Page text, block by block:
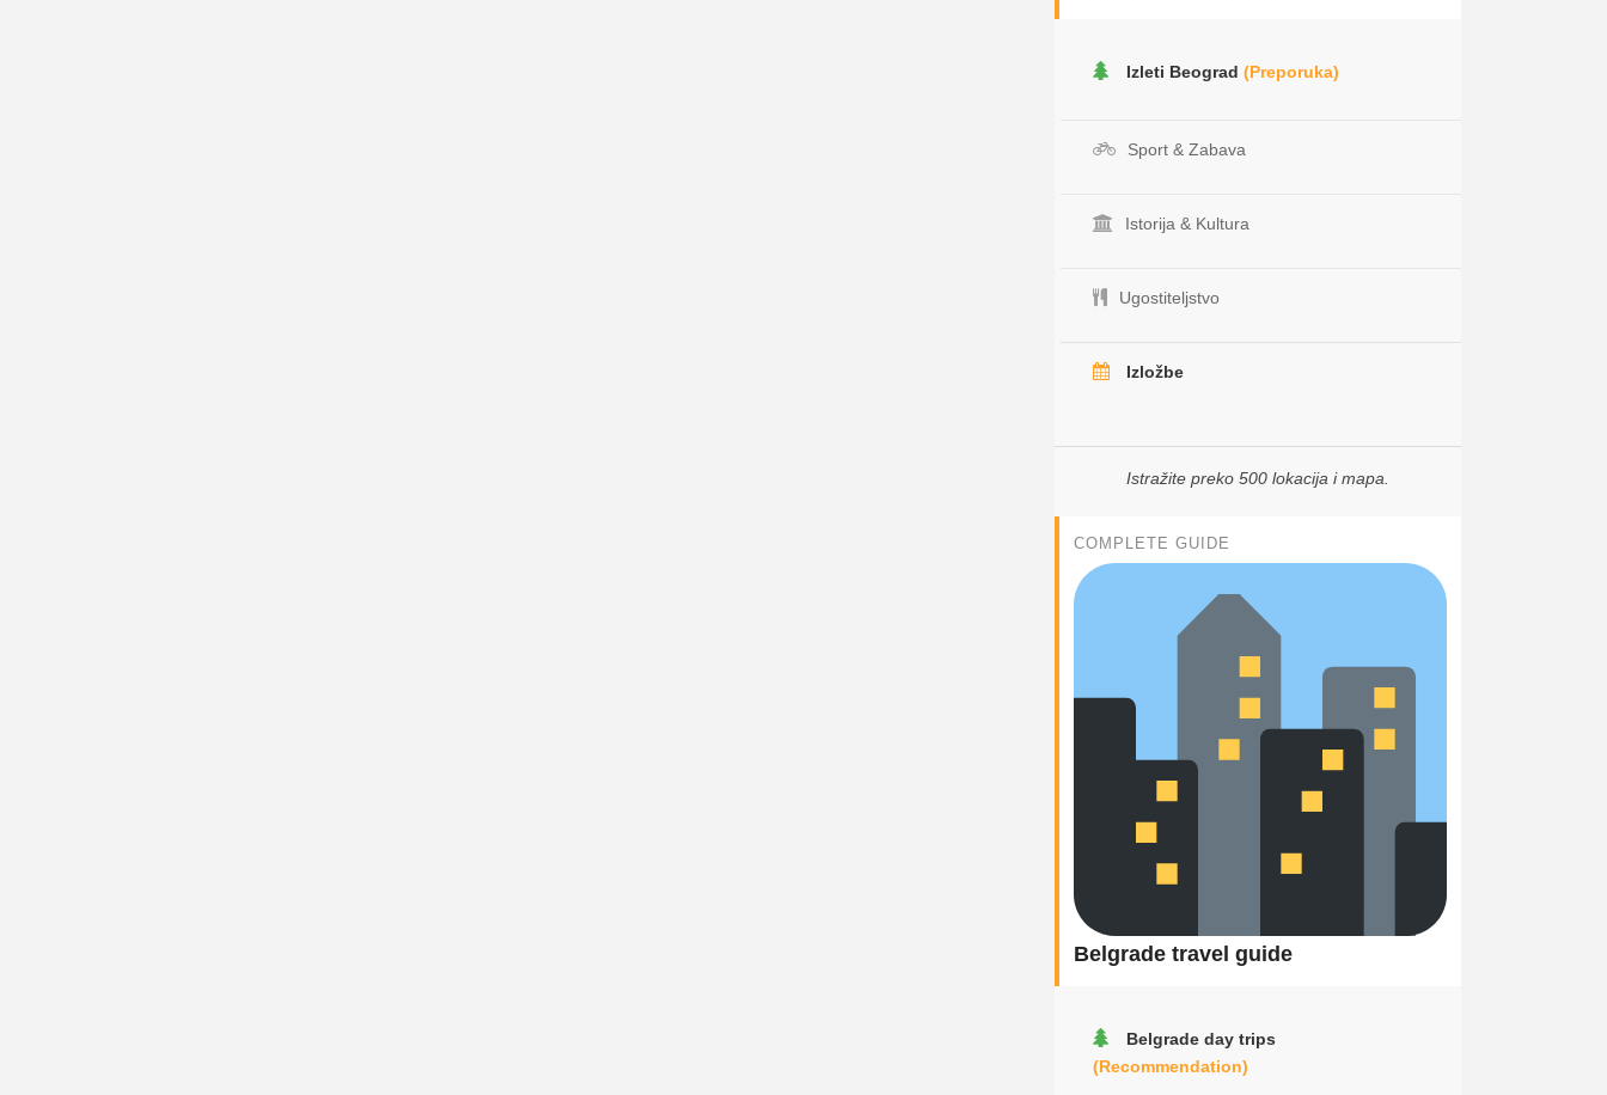
Izleti Beograd (Preporuka)
Sport & Zabava
Istorija & Kultura
Ugostiteljstvo
Izložbe
Istražite preko 500 lokacija i mapa.
COMPLETE GUIDE
Belgrade travel guide
Belgrade day trips
(Recommendation)